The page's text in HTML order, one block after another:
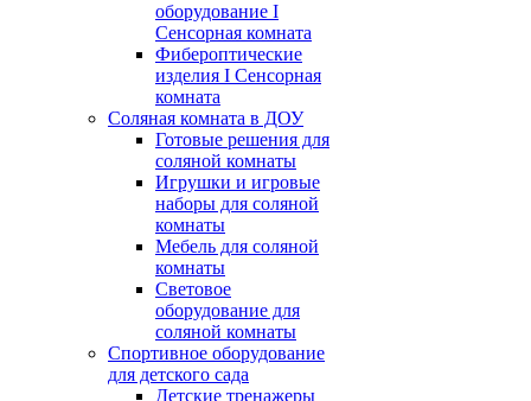
оборудование I
Сенсорная комната
Фибероптические
изделия I Сенсорная
комната
Соляная комната в ДОУ
Готовые решения для
соляной комнаты
Игрушки и игровые
наборы для соляной
комнаты
Мебель для соляной
комнаты
Световое
оборудование для
соляной комнаты
Спортивное оборудование
для детского сада
Детские тренажеры